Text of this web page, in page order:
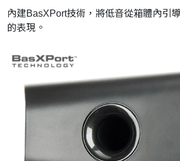
內建BasXPort技術，將低音從箱體內引
的表現。